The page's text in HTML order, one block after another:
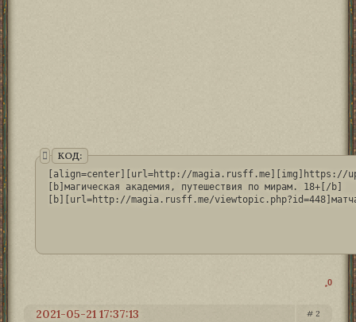
КОД:
[align=center][url=http://magia.rusff.me][img]https://
[b]магическая академия, путешествия по мирам. 18+[/b]
[b][url=http://magia.rusff.me/
0
2
2021-05-21 17:37:13